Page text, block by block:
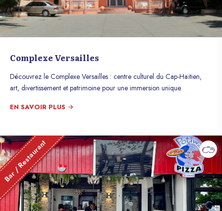
Complexe Versailles
Découvrez le Complexe Versailles : centre culturel du Cap-Haïtien,
art, divertissement et patrimoine pour une immersion unique.
EN SAVOIR PLUS
Bar / Restaurant